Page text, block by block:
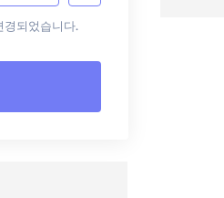
경되었습니다.